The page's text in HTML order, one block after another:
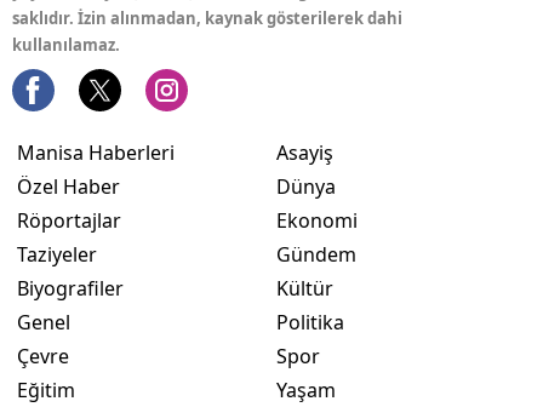
saklıdır. İzin alınmadan, kaynak gösterilerek dahi
kullanılamaz.
Manisa Haberleri
Özel Haber
Röportajlar
Taziyeler
Biyografiler
Genel
Çevre
Eğitim
Asayiş
Dünya
Ekonomi
Gündem
Kültür
Politika
Spor
Yaşam